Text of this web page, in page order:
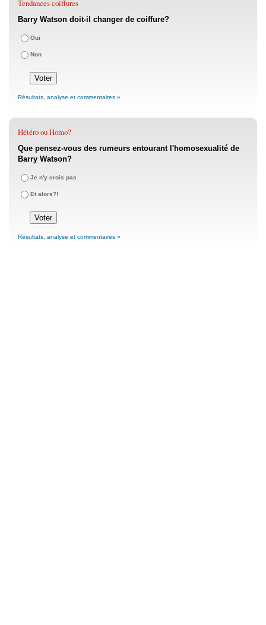
Tendances coiffures
Barry Watson doit-il changer de coiffure?
Oui
Non
Résultats, analyse et commentaires »
Hétéro ou Homo?
Que pensez-vous des rumeurs entourant l'homosexualité de
Barry Watson?
Je n'y crois pas
Et alors?!
Résultats, analyse et commentaires »